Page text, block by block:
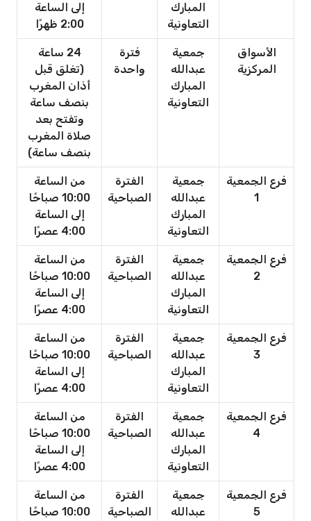
المبارك
التعاونية
إلى الساعة
2:00 ظهرًا
الأسواق
المركزية
جمعية
عبدالله
المبارك
التعاونية
فترة
واحدة
24 ساعة
(تغلق قبل
أذان المغرب
بنصف ساعة
وتفتح بعد
صلاة المغرب
بنصف ساعة)
فرع الجمعية
1
جمعية
عبدالله
المبارك
التعاونية
الفترة
الصباحية
من الساعة
10:00 صباحًا
إلى الساعة
4:00 عصرًا
فرع الجمعية
2
جمعية
عبدالله
المبارك
التعاونية
الفترة
الصباحية
من الساعة
10:00 صباحًا
إلى الساعة
4:00 عصرًا
فرع الجمعية
3
جمعية
عبدالله
المبارك
التعاونية
الفترة
الصباحية
من الساعة
10:00 صباحًا
إلى الساعة
4:00 عصرًا
فرع الجمعية
4
جمعية
عبدالله
المبارك
التعاونية
الفترة
الصباحية
من الساعة
10:00 صباحًا
إلى الساعة
4:00 عصرًا
فرع الجمعية
5
جمعية
عبدالله
الفترة
الصباحية
من الساعة
10:00 صباحًا